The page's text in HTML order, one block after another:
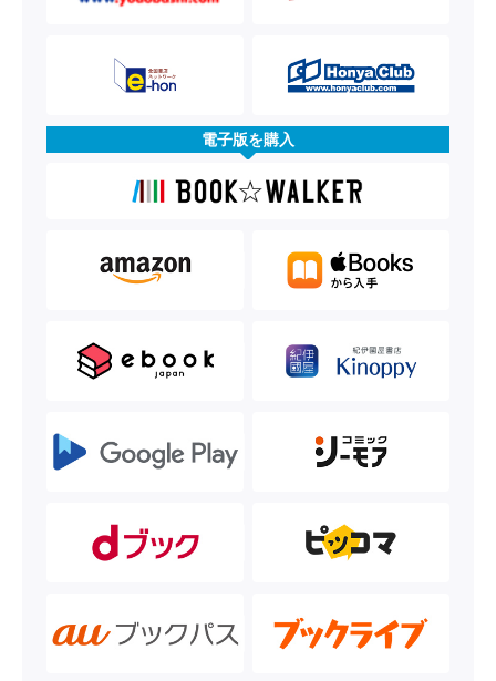
電子版を購入